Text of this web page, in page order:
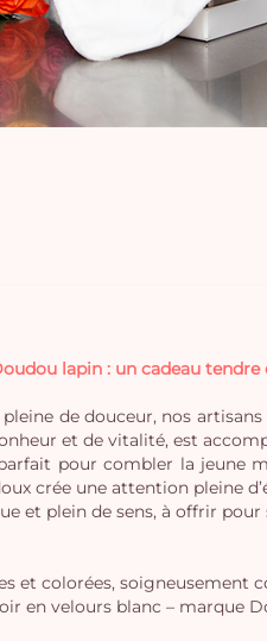
lapin : un cadeau
de douceur, nos
et de vitalité, est
pour combler la jeune
crée une attention pleine
et plein de sens, à offrir
et colorées, soigneusement
en velours blanc – marque